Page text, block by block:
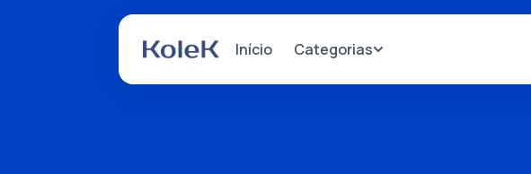
Início Categorias